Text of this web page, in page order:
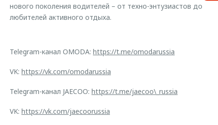
нового поколения водителей – от техно-энтузиастов до
любителей активного отдыха.
Telegram-канал OMODA: https://t.me/omodarussia
VK: https://vk.com/omodarussia
Telegram-канал JAECOO: https://t.me/jaecoo\_russia
VK: https://vk.com/jaecoorussia